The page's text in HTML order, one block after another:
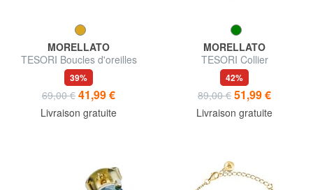
MORELLATO
TESORI Boucles d'oreilles
39%
69,00 € 41,99 €
Livraison gratuite
MORELLATO
TESORI Collier
42%
89,00 € 51,99 €
Livraison gratuite